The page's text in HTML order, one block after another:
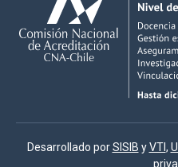
Desarrollado porSISIB yVTI,